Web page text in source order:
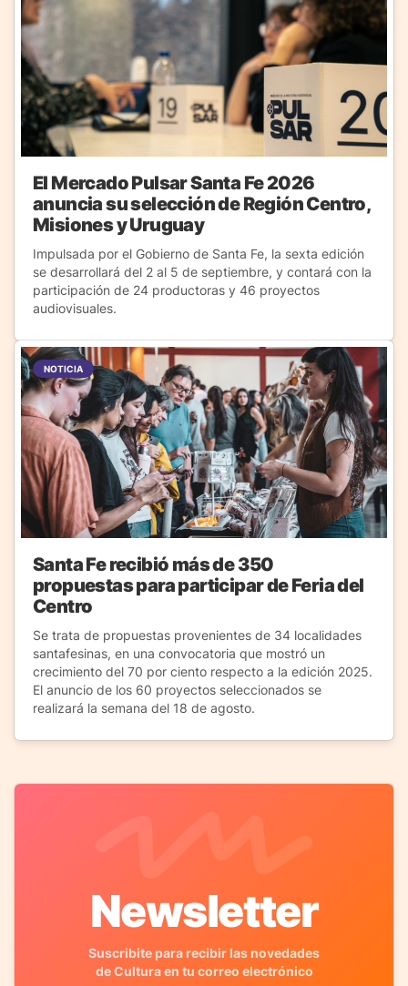
El Mercado Pulsar Santa Fe 2026
anuncia su selección de Región Centro,
Misiones y Uruguay
Impulsada por el Gobierno de Santa Fe, la sexta edición
se desarrollará del 2 al 5 de septiembre, y contará con la
participación de 24 productoras y 46 proyectos
audiovisuales.
NOTICIA
Santa Fe recibió más de 350
propuestas para participar de Feria del
Centro
Se trata de propuestas provenientes de 34 localidades
santafesinas, en una convocatoria que mostró un
crecimiento del 70 por ciento respecto a la edición 2025.
El anuncio de los 60 proyectos seleccionados se
realizará la semana del 18 de agosto.
Newsletter
Suscribite para recibir las novedades
de Cultura en tu correo electrónico